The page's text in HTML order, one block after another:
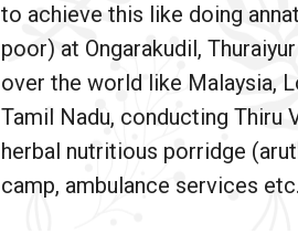
to achieve this like doing
poor) at Ongarakudil,
over the world like Malaysia,
Tamil Nadu, conducting Thiru
herbal nutritious porridge
camp, ambulance services etc.